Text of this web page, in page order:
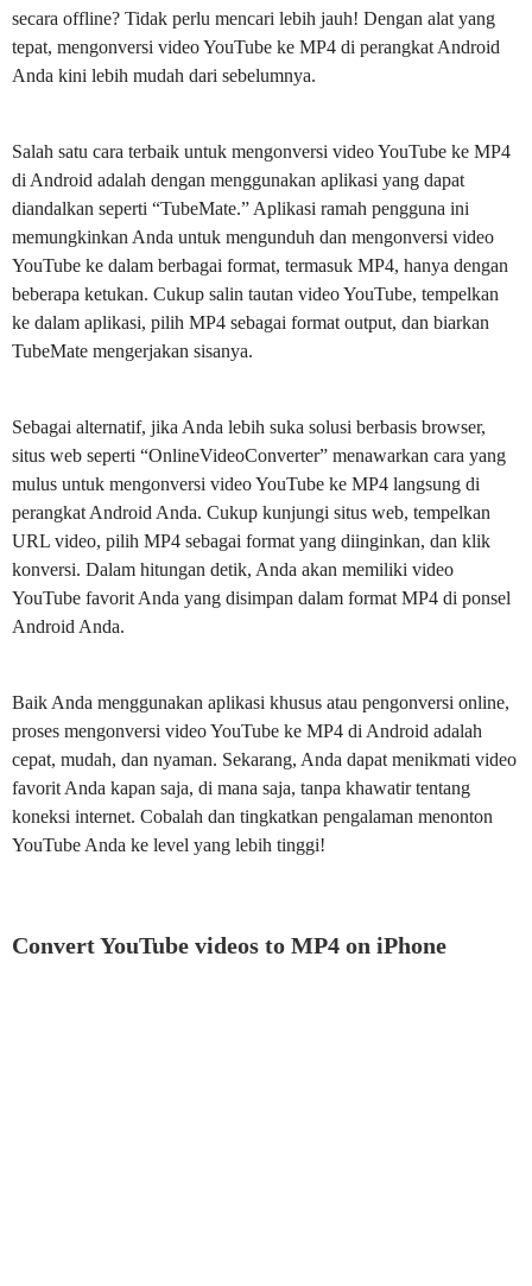
secara offline? Tidak perlu mencari lebih jauh! Dengan alat yang
tepat, mengonversi video YouTube ke MP4 di perangkat Android
Anda kini lebih mudah dari sebelumnya.
Salah satu cara terbaik untuk mengonversi video YouTube ke MP4
di Android adalah dengan menggunakan aplikasi yang dapat
diandalkan seperti “TubeMate.” Aplikasi ramah pengguna ini
memungkinkan Anda untuk mengunduh dan mengonversi video
YouTube ke dalam berbagai format, termasuk MP4, hanya dengan
beberapa ketukan. Cukup salin tautan video YouTube, tempelkan
ke dalam aplikasi, pilih MP4 sebagai format output, dan biarkan
TubeMate mengerjakan sisanya.
Sebagai alternatif, jika Anda lebih suka solusi berbasis browser,
situs web seperti “OnlineVideoConverter” menawarkan cara yang
mulus untuk mengonversi video YouTube ke MP4 langsung di
perangkat Android Anda. Cukup kunjungi situs web, tempelkan
URL video, pilih MP4 sebagai format yang diinginkan, dan klik
konversi. Dalam hitungan detik, Anda akan memiliki video
YouTube favorit Anda yang disimpan dalam format MP4 di ponsel
Android Anda.
Baik Anda menggunakan aplikasi khusus atau pengonversi online,
proses mengonversi video YouTube ke MP4 di Android adalah
cepat, mudah, dan nyaman. Sekarang, Anda dapat menikmati video
favorit Anda kapan saja, di mana saja, tanpa khawatir tentang
koneksi internet. Cobalah dan tingkatkan pengalaman menonton
YouTube Anda ke level yang lebih tinggi!
Convert YouTube videos to MP4 on iPhone